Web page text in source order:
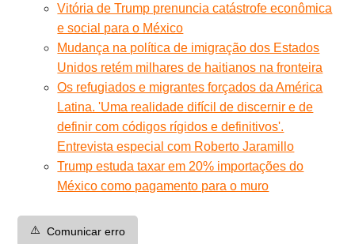
Vitória de Trump prenuncia catástrofe econômica
e social para o México
Mudança na política de imigração dos Estados
Unidos retém milhares de haitianos na fronteira
Os refugiados e migrantes forçados da América
Latina. 'Uma realidade difícil de discernir e de
definir com códigos rígidos e definitivos'.
Entrevista especial com Roberto Jaramillo
Trump estuda taxar em 20% importações do
México como pagamento para o muro
⚠️ Comunicar erro